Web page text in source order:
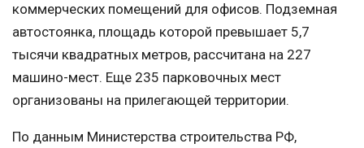
коммерческих помещений для офисов. Подземная
автостоянка, площадь которой превышает 5,7
тысячи квадратных метров, рассчитана на 227
машино-мест. Еще 235 парковочных мест
организованы на прилегающей территории.
По данным Министерства строительства РФ,